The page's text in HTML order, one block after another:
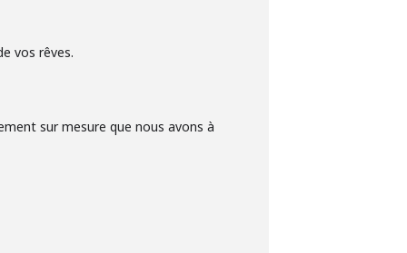
vos rêves.
sur mesure que nous avons à